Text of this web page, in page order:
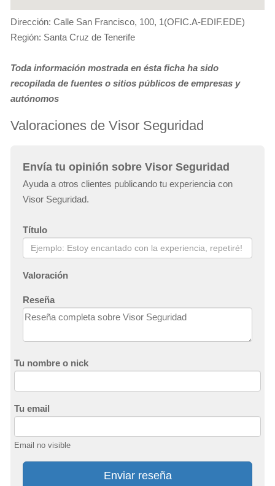
Dirección: Calle San Francisco, 100, 1(OFIC.A-EDIF.EDE)
Región: Santa Cruz de Tenerife
Toda información mostrada en ésta ficha ha sido
recopilada de fuentes o sitios públicos de empresas y
autónomos
Valoraciones de Visor Seguridad
Envía tu opinión sobre Visor Seguridad
Ayuda a otros clientes publicando tu experiencia con
Visor Seguridad.
Título
Valoración
Reseña
Tu nombre o nick
Tu email
Email no visible
Enviar reseña